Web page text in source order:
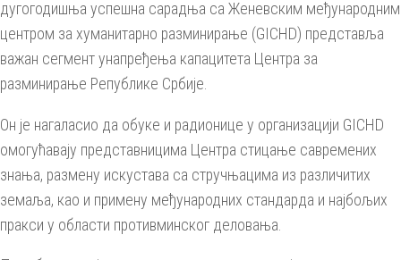
дугогодишња успешна сарадња са Женевским међународним
центром за хуманитарно разминирање (GICHD) представља
важан сегмент унапређења капацитета Центра за
разминирање Републике Србије.
Он је нагаласио да обуке и радионице у организацији GICHD
омогућавају представницима Центра стицање савремених
знања, размену искустава са стручњацима из различитих
земаља, као и примену међународних стандарда и најбољих
пракси у области противминског деловања.